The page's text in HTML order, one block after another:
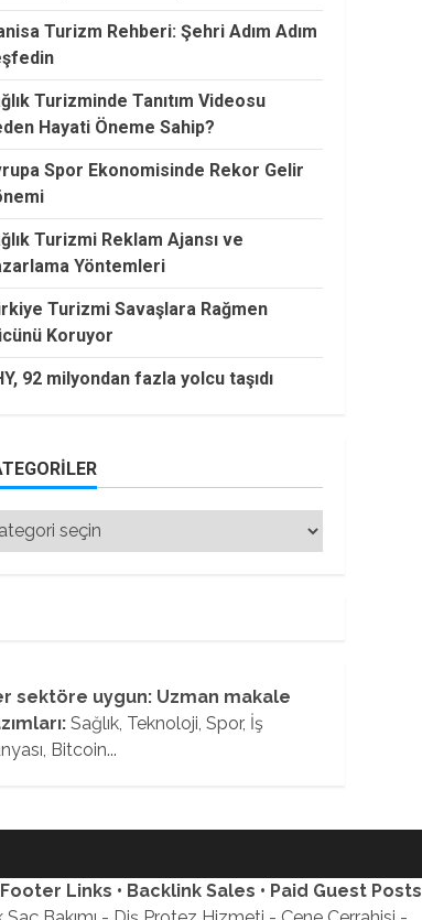
Turizm Rehberi: Şehri Adım Adım
Turizminde Tanıtım Videosu
Hayati Öneme Sahip?
Spor Ekonomisinde Rekor Gelir
Turizmi Reklam Ajansı ve
Yöntemleri
Turizmi Savaşlara Rağmen
Koruyor
92 milyondan fazla yolcu taşıdı
sektöre uygun: Uzman makale
Sağlık, Teknoloji, Spor, İş
Bitcoin...
Links • Backlink Sales • Paid Guest Posts